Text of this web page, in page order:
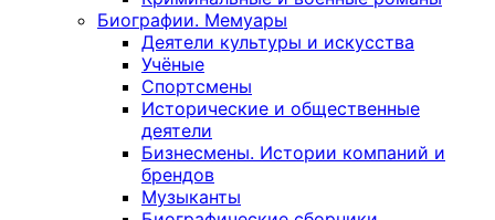
Биографии. Мемуары
Деятели культуры и искусства
Учёные
Спортсмены
Исторические и общественные
деятели
Бизнесмены. Истории компаний и
брендов
Музыканты